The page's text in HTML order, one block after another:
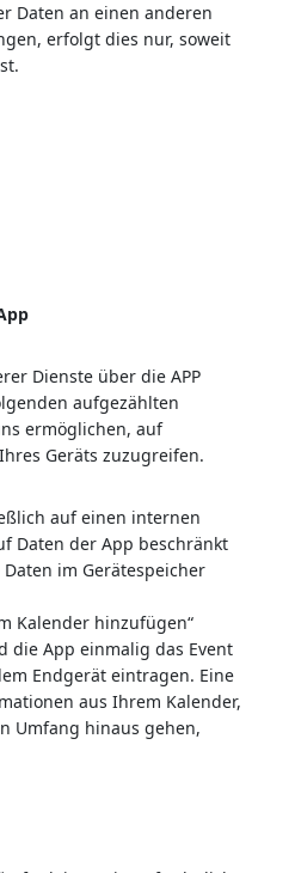
Daten an einen anderen
erfolgt dies nur, soweit
Dienste über die APP
aufgezählten
ermöglichen, auf
Geräts zuzugreifen.
auf einen internen
Daten der App beschränkt
im Gerätespeicher
Kalender hinzufügen“
die App einmalig das Event
Endgerät eintragen. Eine
aus Ihrem Kalender,
Umfang hinaus gehen,